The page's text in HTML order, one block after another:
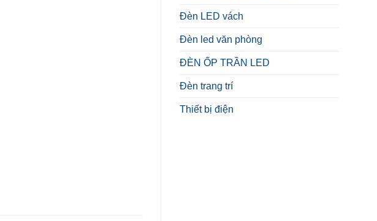
Đèn LED vách
Đèn led văn phòng
ĐÈN ỐP TRẦN LED
Đèn trang trí
Thiết bị điện